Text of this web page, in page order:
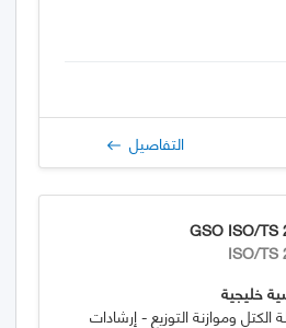
التفاصيل
GSO ISO/TS
ISO/TS
خليجية
وموازنة التوزيع - إرشادات